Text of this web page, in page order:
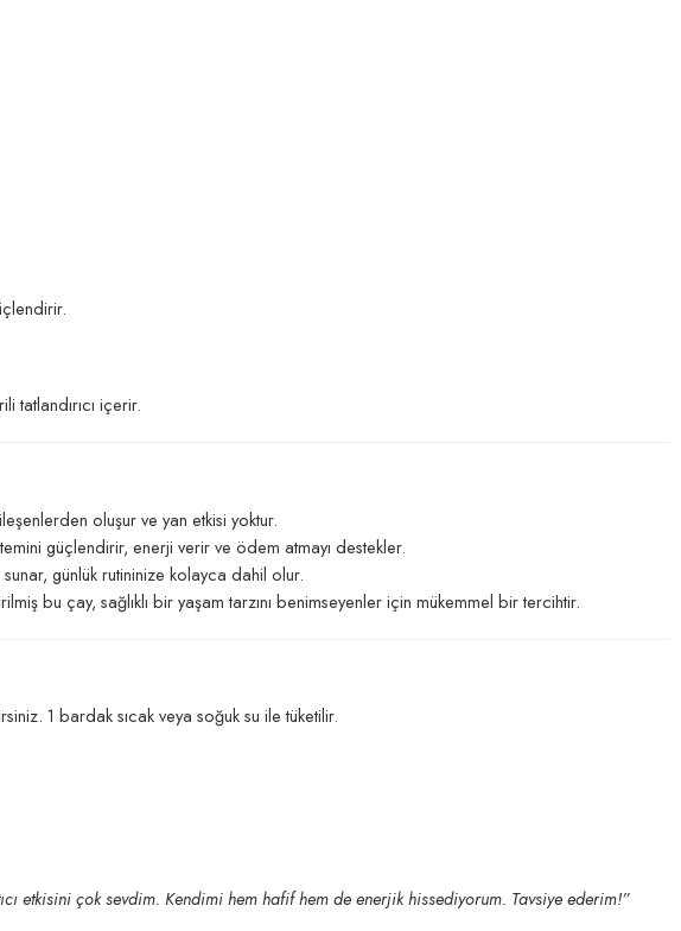
tatlandırıcı içerir.
oluşur ve yan etkisi yoktur.
güçlendirir, enerji verir ve ödem atmayı destekler.
günlük rutininize kolayca dahil olur.
bu çay, sağlıklı bir yaşam tarzını benimseyenler için mükemmel bir tercihtir.
1 bardak sıcak veya soğuk su ile tüketilir.
etkisini çok sevdim. Kendimi hem hafif hem de enerjik hissediyorum. Tavsiye ederim!”